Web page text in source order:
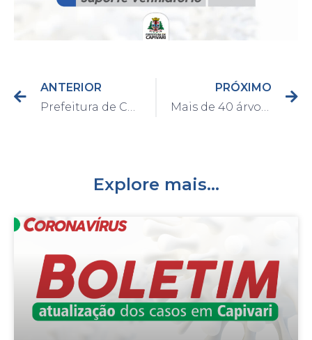
ANTERIOR
Prefeitura de Capivari esclarece vacinação contra a Covid-19 na cidade
PRÓXIMO
Mais de 40 árvores são plantadas em arborização no Engenho Velho
Explore mais...